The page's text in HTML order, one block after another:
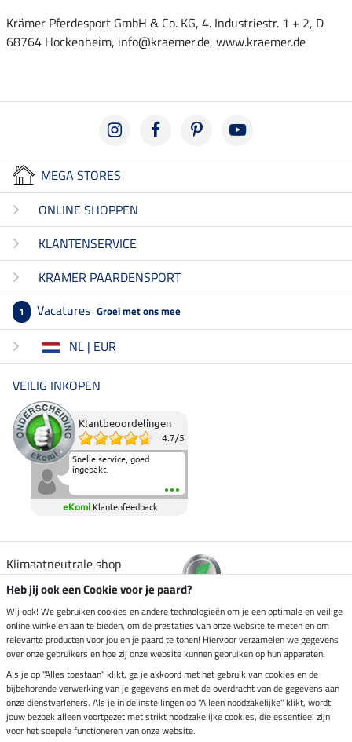
Krämer Pferdesport GmbH & Co. KG, 4. Industriestr. 1 + 2, D
68764 Hockenheim, info@kraemer.de, www.kraemer.de
MEGA STORES
ONLINE SHOPPEN
KLANTENSERVICE
KRAMER PAARDENSPORT
1 Vacatures Groei met ons mee
NL | EUR
VEILIG INKOPEN
Klantbeoordelingen
4.7/5
Snelle service, goed
ingepakt.
eKomi Klantenfeedback
Klimaatneutrale shop
Verzending per
Veilig betalen met
Impressum
Heb jij ook een Cookie voor je paard?
Wij ook! We gebruiken cookies en andere technologieën om je een optimale en veilige
online winkelen aan te bieden, om de prestaties van onze website te meten en om
relevante producten voor jou en je paard te tonen! Hiervoor verzamelen we gegevens
over onze gebruikers en hoe zij onze website kunnen gebruiken op hun apparaten.
Als je op "Alles toestaan" klikt, ga je akkoord met het gebruik van cookies en de
bijbehorende verwerking van je gegevens en met de overdracht van de gegevens aan
onze dienstverleners. Als je in de instellingen op "Alleen noodzakelijke" klikt, wordt
jouw bezoek alleen voortgezet met strikt noodzakelijke cookies, die essentieel zijn
voor het soepele functioneren van onze website.